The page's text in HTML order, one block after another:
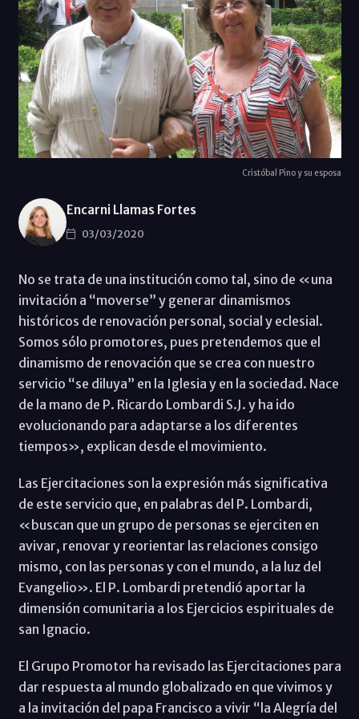
Cristóbal Pino y su esposa
Encarni Llamas Fortes
03/03/2020
No se trata de una institución como tal, sino de «una
invitación a “moverse” y generar dinamismos
históricos de renovación personal, social y eclesial.
Somos sólo promotores, pues pretendemos que el
dinamismo de renovación que se crea con nuestro
servicio “se diluya” en la Iglesia y en la sociedad. Nace
de la mano de P. Ricardo Lombardi S.J. y ha ido
evolucionando para adaptarse a los diferentes
tiempos», explican desde el movimiento.
Las Ejercitaciones son la expresión más significativa
de este servicio que, en palabras del P. Lombardi,
«buscan que un grupo de personas se ejerciten en
avivar, renovar y reorientar las relaciones consigo
mismo, con las personas y con el mundo, a la luz del
Evangelio». El P. Lombardi pretendió aportar la
dimensión comunitaria a los Ejercicios espirituales de
san Ignacio.
El Grupo Promotor ha revisado las Ejercitaciones para
dar respuesta al mundo globalizado en que vivimos y
a la invitación del papa Francisco a vivir “la Alegría del